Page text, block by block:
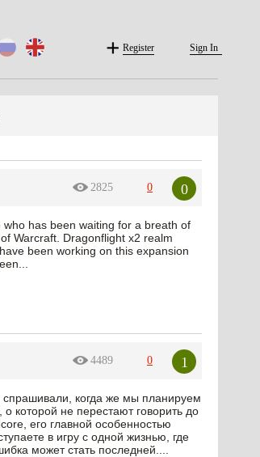
Register Sign In
2825 0 0
has been waiting for a breath of
Warcraft. Dragonflight x2 realm
been working on this expansion
4489 0 1
спрашивали, когда же мы планируем
которой не перестают говорить до
его главной особенностью
в игру с одной жизнью, где
может стать последней....